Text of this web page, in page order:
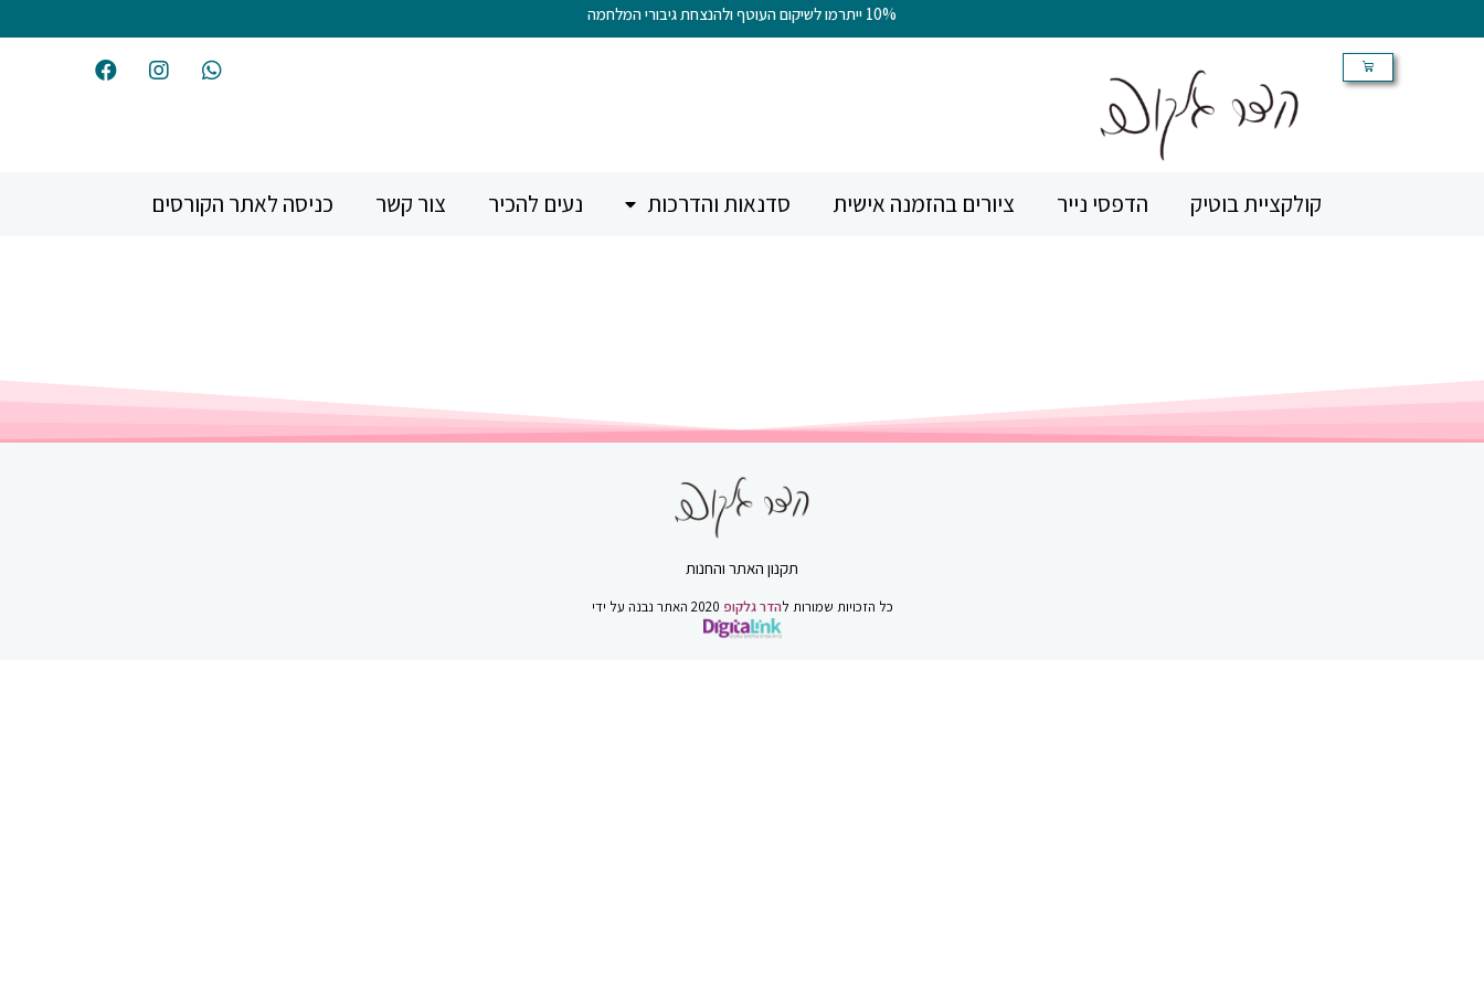
10% ייתרמו לשיקום העוטף ולהנצחת גיבורי המלחמה
קולקציית בוטיק הדפסי נייר ציורים בהזמנה אישית סדנאות והדרכות נעים להכיר צור קשר כניסה לאתר הקורסים
תקנון האתר והחנות
כל הזכויות שמורות להדר גלקופ